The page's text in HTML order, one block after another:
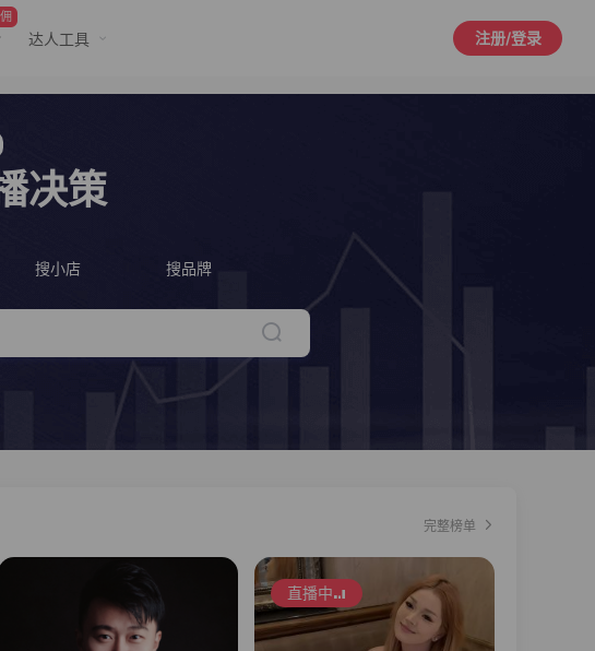
达人工具 注册/登录
决策
搜小店 搜品牌
完整榜单
直播中